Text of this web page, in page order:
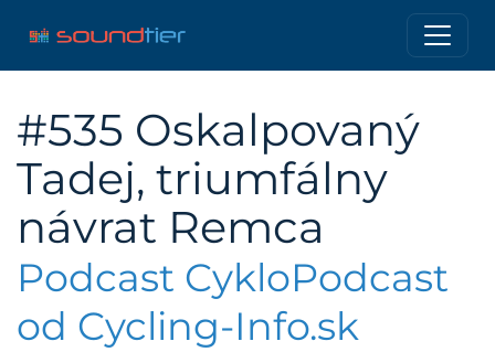
#535 Oskalpovaný
Tadej, triumfálny
návrat Remca
Podcast CykloPodcast
od Cycling-Info.sk